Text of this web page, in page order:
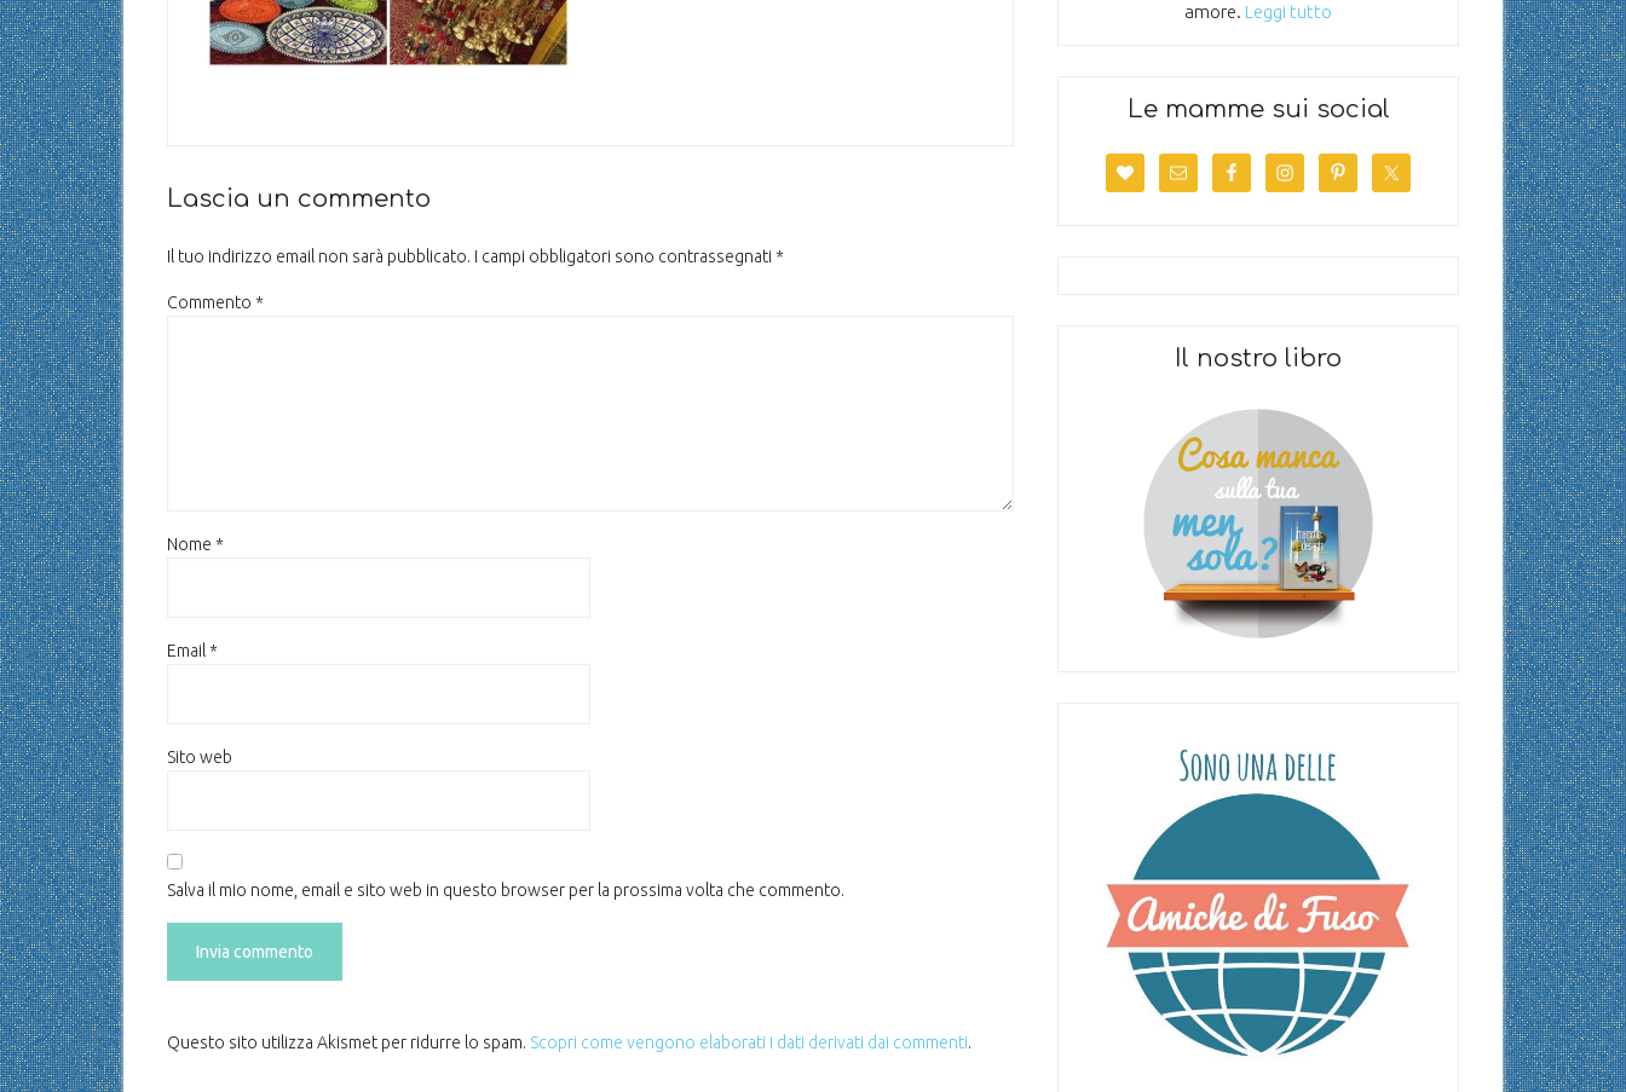
Lascia un commento
Il tuo indirizzo email non sarà pubblicato. I campi obbligatori sono contrassegnati *
Commento *
Nome *
Email *
Sito web
Salva il mio nome, email e sito web in questo browser per la prossima volta che commento.
Questo sito utilizza Akismet per ridurre lo spam. Scopri come vengono elaborati i dati derivati dai commenti.
amore. Leggi tutto
Le mamme sui social
Il nostro libro